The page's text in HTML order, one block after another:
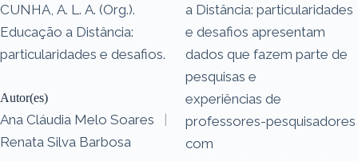
CUNHA, A. L. A. (Org.).
Educação a Distância:
particularidades e desafios.
Autor(es)
Ana Cláudia Melo Soares
|
Renata Silva Barbosa
a Distância: particularidades
e desafios apresentam
dados que fazem parte de
pesquisas e
experiências de
professores-pesquisadores
com